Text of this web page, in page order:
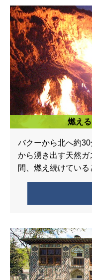
燃え
バクーから北へ約
から湧き出す天然
間、燃え続けている